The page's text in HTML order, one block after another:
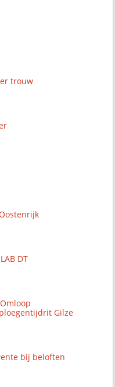
trouw
DT
Gilze
bij beloften